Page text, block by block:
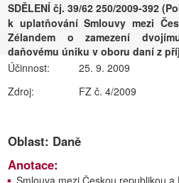
SDĚLENÍ čj. 39/62 250/2009-392
k uplatňování Smlouvy mezi
Zélandem o zamezení
daňovému úniku v oboru daní z
Účinnost:
25. 9. 2009
Zdroj:
FZ č. 4/2009
Oblast: Daně
Anotace:
Smlouva mezi Českou republikou a